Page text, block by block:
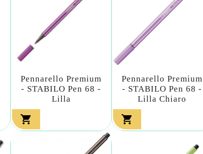
Pennarello Premium
- STABILO Pen 68 -
Lilla

Pennarello Premium
- STABILO Pen 68 -
Lilla Chiaro
